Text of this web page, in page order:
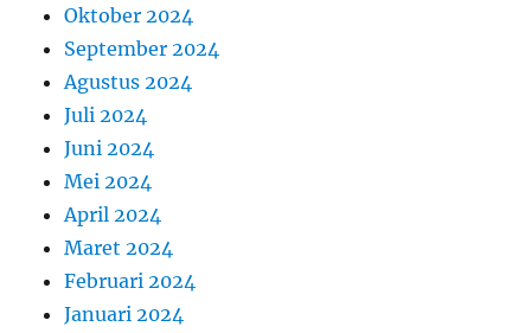
Oktober 2024
September 2024
Agustus 2024
Juli 2024
Juni 2024
Mei 2024
April 2024
Maret 2024
Februari 2024
Januari 2024